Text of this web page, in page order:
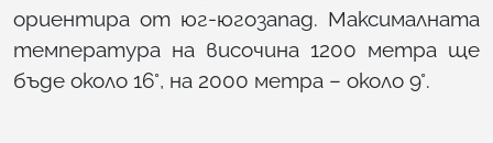
ориентира от юг-югозапад. Максималната
температура на височина 1200 метра ще
бъде около 16°, на 2000 метра – около 9°.